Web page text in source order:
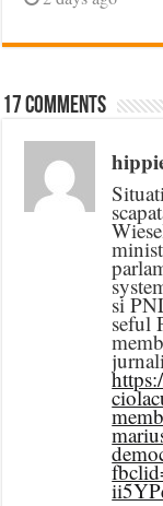
17 comments
si
seful